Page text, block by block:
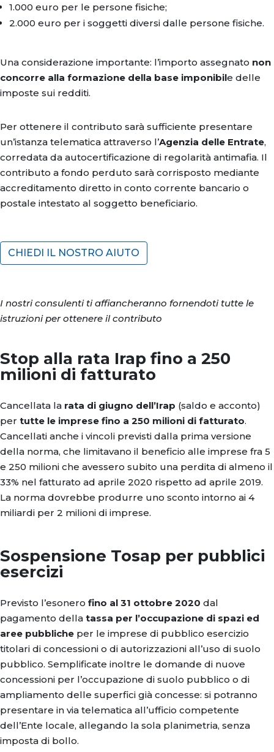
1.000 euro per le persone fisiche;
2.000 euro per i soggetti diversi dalle persone fisiche.
Una considerazione importante: l’importo assegnato non
concorre alla formazione della base imponibile delle
imposte sui redditi.
Per ottenere il contributo sarà sufficiente presentare
un’istanza telematica attraverso l’Agenzia delle Entrate,
corredata da autocertificazione di regolarità antimafia. Il
contributo a fondo perduto sarà corrisposto mediante
accreditamento diretto in conto corrente bancario o
postale intestato al soggetto beneficiario.
CHIEDI IL NOSTRO AIUTO
I nostri consulenti ti affiancheranno fornendoti tutte le
istruzioni per ottenere il contributo
Stop alla rata Irap fino a 250
milioni di fatturato
Cancellata la rata di giugno dell’Irap (saldo e acconto)
per tutte le imprese fino a 250 milioni di fatturato.
Cancellati anche i vincoli previsti dalla prima versione
della norma, che limitavano il beneficio alle imprese fra 5
e 250 milioni che avessero subito una perdita di almeno il
33% nel fatturato ad aprile 2020 rispetto ad aprile 2019.
La norma dovrebbe produrre uno sconto intorno ai 4
miliardi per 2 milioni di imprese.
Sospensione Tosap per pubblici
esercizi
Previsto l’esonero fino al 31 ottobre 2020 dal
pagamento della tassa per l’occupazione di spazi ed
aree pubbliche per le imprese di pubblico esercizio
titolari di concessioni o di autorizzazioni all’uso di suolo
pubblico. Semplificate inoltre le domande di nuove
concessioni per l’occupazione di suolo pubblico o di
ampliamento delle superfici già concesse: si potranno
presentare in via telematica all’ufficio competente
dell’Ente locale, allegando la sola planimetria, senza
imposta di bollo.